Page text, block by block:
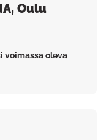
Oulu
voimassa oleva